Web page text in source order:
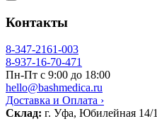
Контакты
8-347-2161-003
8-937-16-70-471
Пн-Пт с 9:00 до 18:00
hello@bashmedica.ru
Доставка и Оплата ›
Склад: г. Уфа, Юбилейная 14/1